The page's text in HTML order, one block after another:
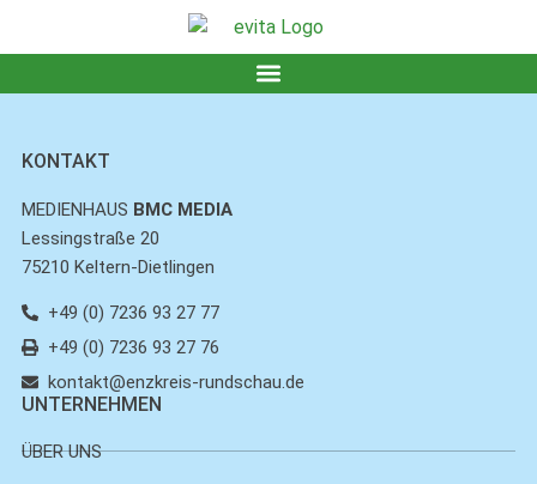
KONTAKT
MEDIENHAUS BMC MEDIA
Lessingstraße 20
75210 Keltern-Dietlingen
+49 (0) 7236 93 27 77
+49 (0) 7236 93 27 76
kontakt@enzkreis-rundschau.de
UNTERNEHMEN
ÜBER UNS